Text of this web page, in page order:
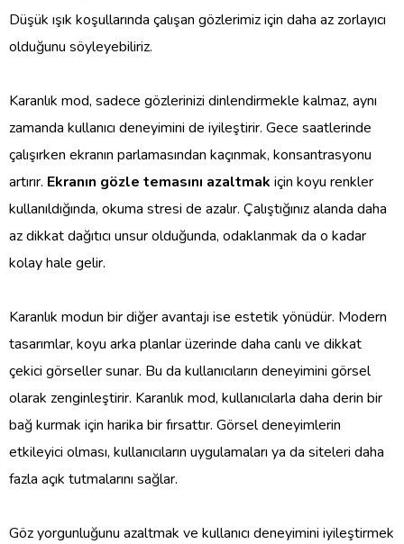
Düşük ışık koşullarında çalışan gözlerimiz için daha az zorlayıcı
olduğunu söyleyebiliriz.
Karanlık mod, sadece gözlerinizi dinlendirmekle kalmaz, aynı
zamanda kullanıcı deneyimini de iyileştirir. Gece saatlerinde
çalışırken ekranın parlamasından kaçınmak, konsantrasyonu
artırır. Ekranın gözle temasını azaltmak için koyu renkler
kullanıldığında, okuma stresi de azalır. Çalıştığınız alanda daha
az dikkat dağıtıcı unsur olduğunda, odaklanmak da o kadar
kolay hale gelir.
Karanlık modun bir diğer avantajı ise estetik yönüdür. Modern
tasarımlar, koyu arka planlar üzerinde daha canlı ve dikkat
çekici görseller sunar. Bu da kullanıcıların deneyimini görsel
olarak zenginleştirir. Karanlık mod, kullanıcılarla daha derin bir
bağ kurmak için harika bir fırsattır. Görsel deneyimlerin
etkileyici olması, kullanıcıların uygulamaları ya da siteleri daha
fazla açık tutmalarını sağlar.
Göz yorgunluğunu azaltmak ve kullanıcı deneyimini iyileştirmek